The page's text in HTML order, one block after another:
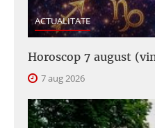
ACTUALITATE
Horoscop 7 august
7 aug 2026